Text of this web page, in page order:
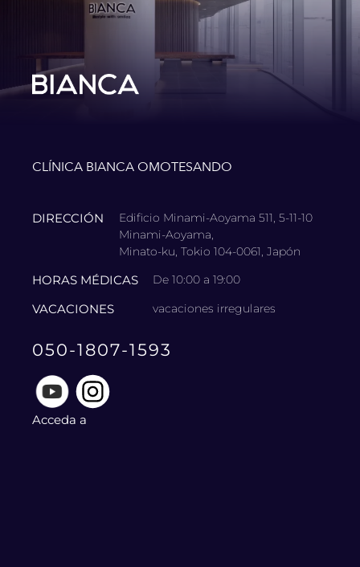
CLÍNICA BIANCA OMOTESANDO
DIRECCIÓN
Edificio Minami-Aoyama 511, 5-11-10
Minami-Aoyama,
Minato-ku, Tokio 104-0061, Japón
HORAS MÉDICAS De 10:00 a 19:00
VACACIONES vacaciones irregulares
050-1807-1593
Acceda a